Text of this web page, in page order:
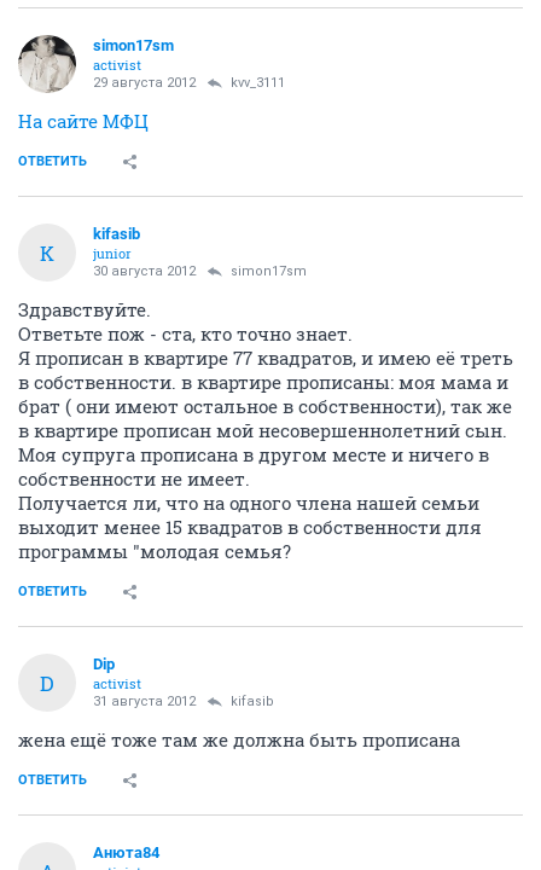
simon17sm
activist
29 августа 2012 kvv_3111
На сайте МФЦ
ОТВЕТИТЬ
K
kifasib
junior
30 августа 2012 simon17sm
Здравствуйте.
Ответьте пож - ста, кто точно знает.
Я прописан в квартире 77 квадратов, и имею её треть
в собственности. в квартире прописаны: моя мама и
брат ( они имеют остальное в собственности), так же
в квартире прописан мой несовершеннолетний сын.
Моя супруга прописана в другом месте и ничего в
собственности не имеет.
Получается ли, что на одного члена нашей семьи
выходит менее 15 квадратов в собственности для
программы "молодая семья?
ОТВЕТИТЬ
D
Dip
activist
31 августа 2012 kifasib
жена ещё тоже там же должна быть прописана
ОТВЕТИТЬ
Анюта84